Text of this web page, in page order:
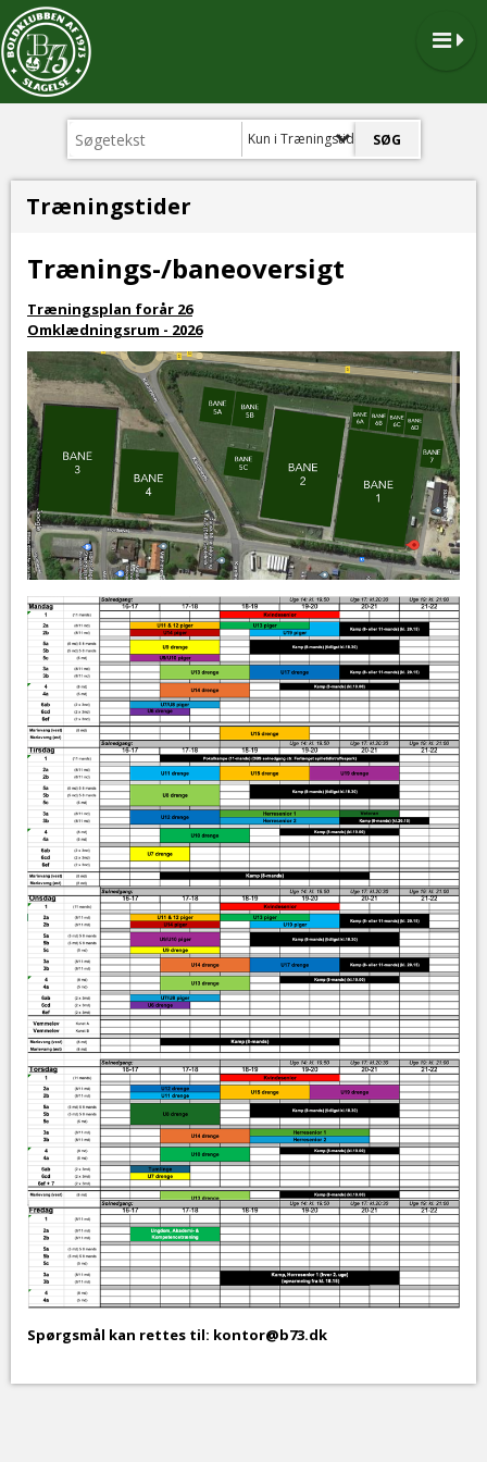
Kun i Træningstider
Træningstider
Trænings-/baneoversigt
Træningsplan forår 26
Omklædningsrum - 2026
Spørgsmål kan rettes til: kontor@b73.dk